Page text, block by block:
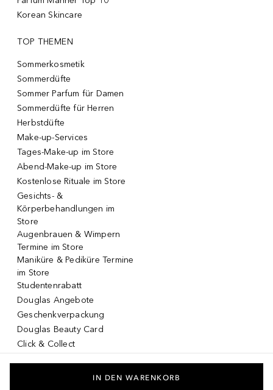
Korean Skincare
TOP THEMEN
Sommerkosmetik
Sommerdüfte
Sommer Parfum für Damen
Sommerdüfte für Herren
Herbstdüfte
Make-up-Services
Tages-Make-up im Store
Abend-Make-up im Store
Kostenlose Rituale im Store
Gesichts- &
Körperbehandlungen im
Store
Augenbrauen & Wimpern
Termine im Store
Maniküre & Pediküre Termine
im Store
Studentenrabatt
Douglas Angebote
Geschenkverpackung
Douglas Beauty Card
Click & Collect
IN DEN WARENKORB